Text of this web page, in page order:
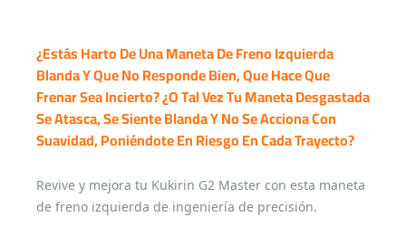
¿Estás Harto De Una Maneta De Freno Izquierda
Blanda Y Que No Responde Bien, Que Hace Que
Frenar Sea Incierto? ¿O Tal Vez Tu Maneta Desgastada
Se Atasca, Se Siente Blanda Y No Se Acciona Con
Suavidad, Poniéndote En Riesgo En Cada Trayecto?
Revive y mejora tu Kukirin G2 Master con esta maneta
de freno izquierda de ingeniería de precisión.